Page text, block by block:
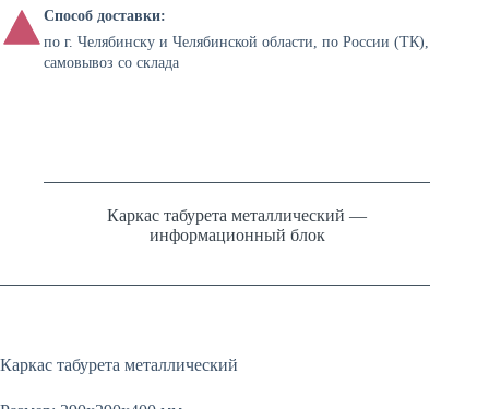
Способ доставки:
по г. Челябинску и Челябинской области, по России (ТК),
самовывоз со склада
Каркас табурета металлический —
информационный блок
Каркас табурета металлический